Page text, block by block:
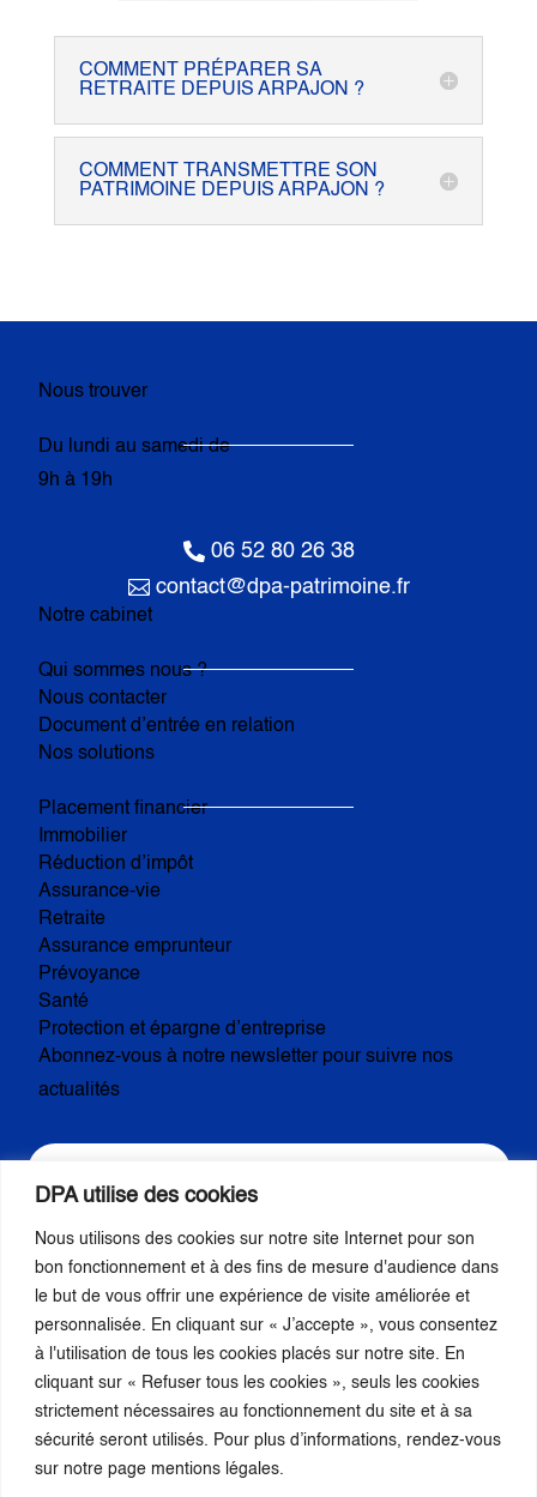
DPA utilise des cookies
Nous utilisons des cookies sur notre site Internet pour son
bon fonctionnement et à des fins de mesure d'audience dans
le but de vous offrir une expérience de visite améliorée et
personnalisée. En cliquant sur « J’accepte », vous consentez
à l'utilisation de tous les cookies placés sur notre site. En
cliquant sur « Refuser tous les cookies », seuls les cookies
strictement nécessaires au fonctionnement du site et à sa
sécurité seront utilisés. Pour plus d’informations, rendez-vous
sur notre page mentions légales.
COMMENT PRÉPARER SA
RETRAITE DEPUIS ARPAJON ?
COMMENT TRANSMETTRE SON
PATRIMOINE DEPUIS ARPAJON ?
Nous trouver
Du lundi au samedi de
9h à 19h
 06 52 80 26 38
 contact@dpa-patrimoine.fr
Notre cabinet
Qui sommes nous ?
Nous contacter
Document d’entrée en relation
Nos solutions
Placement financier
Immobilier
Réduction d’impôt
Assurance-vie
Retraite
Assurance emprunteur
Prévoyance
Santé
Protection et épargne d’entreprise
Abonnez-vous à notre newsletter pour suivre nos
actualités
S’inscrire
Nous suivre